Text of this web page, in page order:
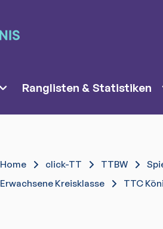
Ranglisten & Statistiken
Home click-TT TTBW
Erwachsene Kreisklasse
TTC